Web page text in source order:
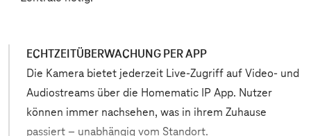
ECHTZEITÜBERWACHUNG PER APP
Die Kamera bietet jederzeit Live-Zugriff auf Video- und
Audiostreams über die Homematic IP App. Nutzer
können immer nachsehen, was in ihrem Zuhause
passiert – unabhängig vom Standort.